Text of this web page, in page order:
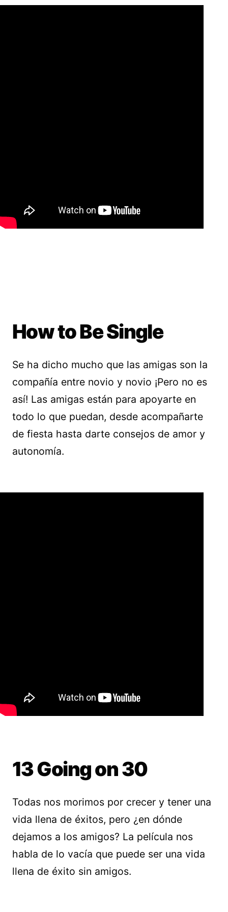
How to Be Single
Se ha dicho mucho que las amigas son la
compañía entre novio y novio ¡Pero no es
así! Las amigas están para apoyarte en
todo lo que puedan, desde acompañarte
de fiesta hasta darte consejos de amor y
autonomía.
13 Going on 30
Todas nos morimos por crecer y tener una
vida llena de éxitos, pero ¿en dónde
dejamos a los amigos? La película nos
habla de lo vacía que puede ser una vida
llena de éxito sin amigos.